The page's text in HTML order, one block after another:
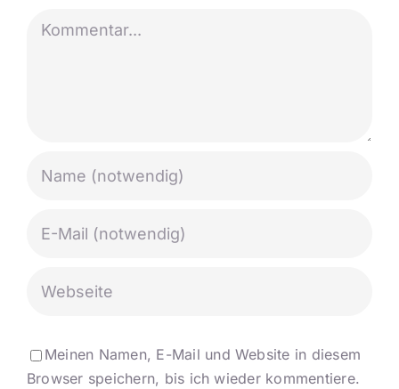
Kommentar
Meinen Namen, E-Mail und Website in diesem
Browser speichern, bis ich wieder kommentiere.